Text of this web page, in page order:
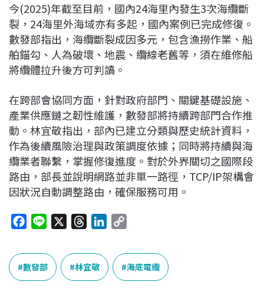
今(2025)年截至目前，國內24海里內發生3次海纜斷
裂，24海里外海域亦有多起，國內案例已完成修復。
數發部指出，海纜斷裂成因多元，包含漁撈作業、船
舶錨勾、人為破壞、地震、纜線老舊等，須在維修船
將纜體拉升後方可判讀。
在跨部會協同方面，針對政府部門、關鍵基礎設施、
產業供應鏈之韌性維護，數發部將持續跨部門合作推
動。林宜敬指出，部內已建立分類與歷史統計資料，
作為後續風險治理與政策調度依據；同時將持續與海
纜業者聯繫，掌握修復進度。對於外界關切之國際段
路由，部長並說明網路並非單一路徑，TCP/IP架構會
因狀況自動調整路由，確保服務可用。
c
e
b
n
e
r
e
a
k
p
y
L
數發部 林宜敬 海底電纜